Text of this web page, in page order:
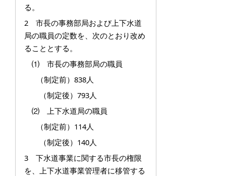
る。
2 市長の事務部局および上下水道
局の職員の定数を、次のとおり改め
ることとする。
⑴ 市長の事務部局の職員
（制定前）838人
（制定後）793人
⑵ 上下水道局の職員
（制定前）114人
（制定後）140人
3 下水道事業に関する市長の権限
を、上下水道事業管理者に移管する